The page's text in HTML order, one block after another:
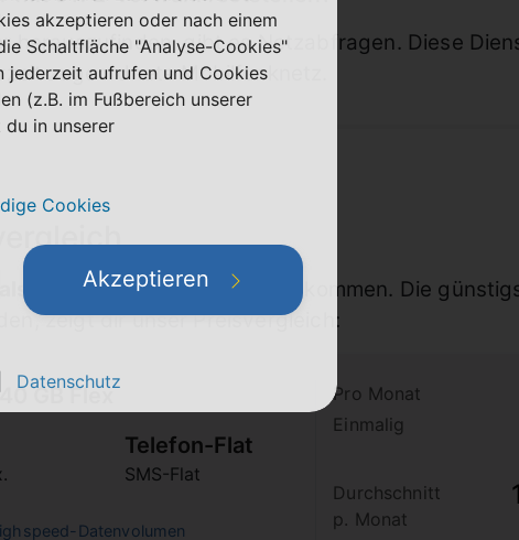
herauszufinden, gibt es Netzabfragen. Diese
zugeordnete Mobilfunknetz.
als Vorwahlnoch zum Einsatz kommen. Die
zeigt dir unser Preisvergleich:
GB Flex
Telefon-Flat
SMS-Flat
Datenvolumen
Pro Monat
Einmalig
Durchschnitt
p. Monat
akzeptieren oder nach einem
Schaltfläche "Analyse-Cookies"
jederzeit aufrufen und Cookies
(z.B. im Fußbereich unserer
du in unserer
Cookies
Akzeptieren
Datenschutz